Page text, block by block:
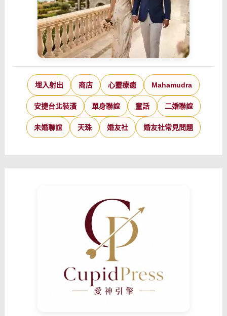
埋入射出 商店 心靈療癒 Mahamudra
安捷台北裝潢 單身聯誼 童話 二婚聯誼
未婚聯誼 天珠 婚友社 婚友社常見問題